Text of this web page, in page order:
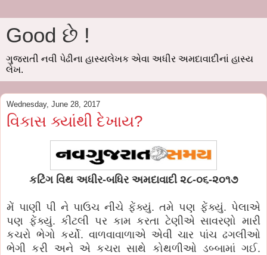
Good છે !
ગુજરાતી નવી પેઢીના હાસ્યલેખક એવા અધીર અમદાવાદીનાં હાસ્ય
લેખ.
Wednesday, June 28, 2017
વિકાસ ક્યાંથી દેખાય?
કટિંગ વિથ અધીર-બધિર અમદાવાદી ૨૮-૦૬-૨૦૧૭
મેં પાણી પી ને પાઉચ નીચે ફેંક્યું. તમે પણ ફેંક્યું. પેલાએ
પણ ફેંક્યું. કીટલી પર કામ કરતા ટેણીએ સાવરણો મારી
કચરો ભેગો કર્યો. વાળવાવાળાએ એવી ચાર પાંચ ઢગલીઓ
ભેગી કરી અને એ કચરા સાથે કોથળીઓ ડબ્બામાં ગઈ.